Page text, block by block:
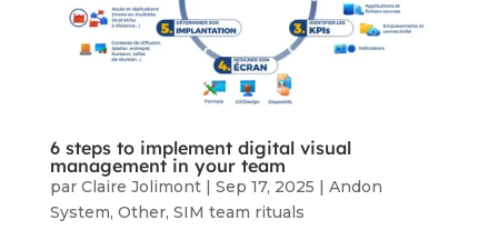
6 steps to implement digital visual
management in your team
par Claire Jolimont| Sep 17, 2025 | Andon
System, Other, SIM team rituals